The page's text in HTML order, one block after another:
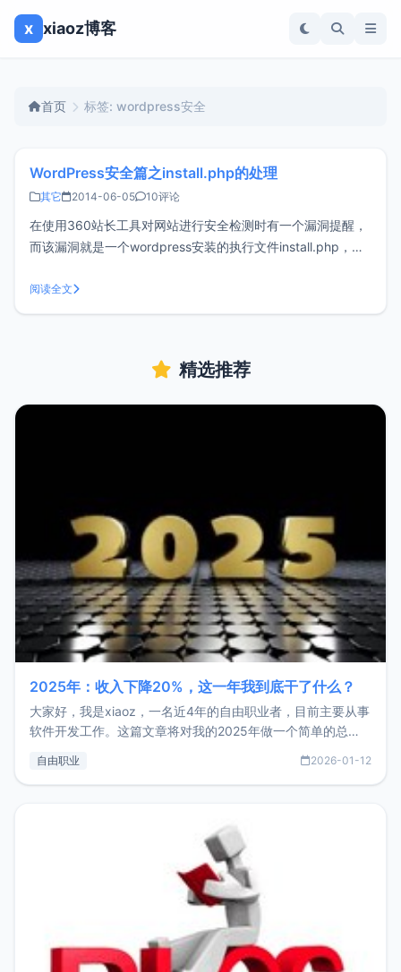
x xiaoz博客
首页 标签: wordpress安全
WordPress安全篇之install.php的处理
其它 2014-06-05 10评论
在使用360站长工具对网站进行安全检测时有一个漏洞提醒，
而该漏洞就是一个wordpress安装的执行文件install.php，当
们可排查一下网站是否存在同样问题。 此文件存在于
web/wp-admin/下，黑客有可能利用这些脚本或信息直
阅读全文
精选推荐
2025年：收入下降20%，这一年我到底干了什么？
大家好，我是xiaoz，一名近4年的自由职业者，目前主要从事
软件开发工作。这篇文章将对我的2025年做一个简单的总
收入下降20%，但却过得很充实，2026年不求突破，但求保
自由职业 2026-01-12